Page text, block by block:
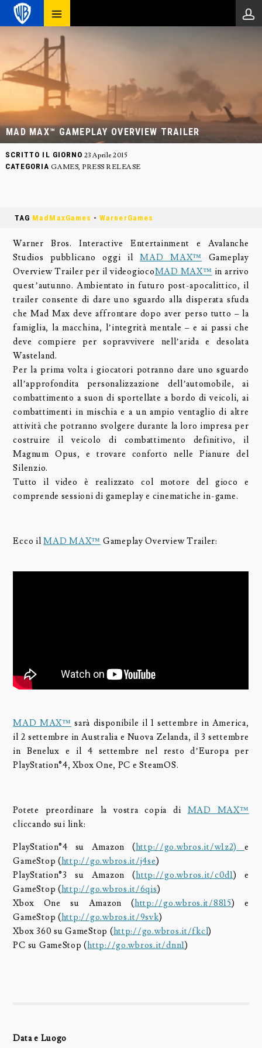
MAD MAX™ GAMEPLAY OVERVIEW TRAILER
SCRITTO IL GIORNO 23 Aprile 2015
CATEGORIA GAMES, PRESS RELEASE
TAG MadMaxGames -WarnerGames
Warner Bros. Interactive Entertainment e Avalanche
Studios pubblicano oggi ilMAD MAX™
Gameplay
Overview Trailer per il videogiocoMAD MAX™ in arrivo
quest’autunno. Ambientato in futuro post-apocalittico, il
trailer consente di dare uno sguardo alla disperata sfuda
che Mad Max deve affrontare dopo aver perso tutto – la
famiglia, la macchina, l’integrità mentale – e ai passi che
deve compiere per sopravvivere nell’arida e desolata
Wasteland.
Per la prima volta i giocatori potranno dare uno sguardo
all’approfondita personalizzazione dell’automobile, ai
combattimento a suon di sportellate a bordo di veicoli, ai
combattimenti in mischia e a un ampio ventaglio di altre
attività che potranno svolgere durante la loro impresa per
costruire il veicolo di combattimento definitivo, il
Magnum Opus, e trovare conforto nelle Pianure del
Silenzio.
Tutto il video è realizzato col motore del gioco e
comprende sessioni di gameplay e cinematiche in-game.
Ecco ilMAD MAX™ Gameplay Overview Trailer:
MAD MAX™ sarà disponibile il 1 settembre in America,
il 2 settembre in Australia e Nuova Zelanda, il 3 settembre
in Benelux e il 4 settembre nel resto d’Europa per
PlayStation®4, Xbox One, PC e SteamOS.
Potete preordinare la vostra copia di MAD MAX™
cliccando sui link:
PlayStation®4 su Amazon (http://go.wbros.it/w1z2) e
GameStop (http://go.wbros.it/j4se)
PlayStation®3 su Amazon (http://go.wbros.it/c0d1) e
GameStop (http://go.wbros.it/6qis)
Xbox One su Amazon (http://go.wbros.it/8815) e
GameStop (http://go.wbros.it/9svk)
Xbox 360 su GameStop (http://go.wbros.it/fkcl)
PC su GameStop (http://go.wbros.it/dnn1)
Data e Luogo